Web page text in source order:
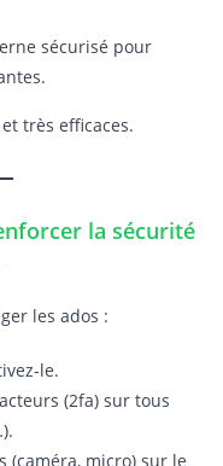
sécurisé pour
très efficaces.
la sécurité
les ados :
le.
(2fa) sur tous
(caméra, micro) sur le